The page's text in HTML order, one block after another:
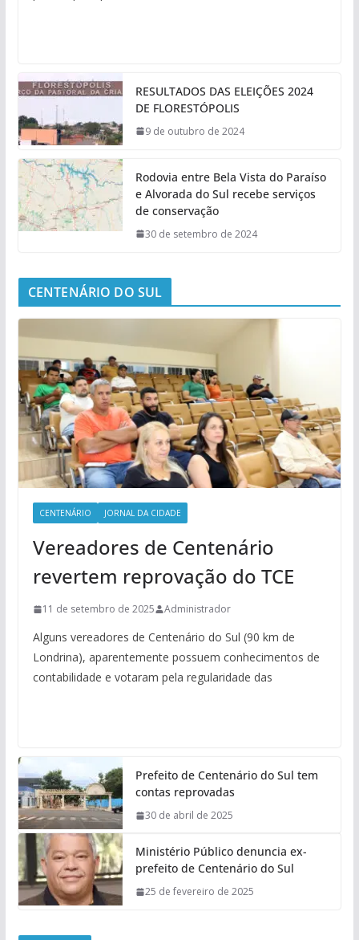
RESULTADOS DAS ELEIÇÕES 2024
DE FLORESTÓPOLIS
9 de outubro de 2024
Rodovia entre Bela Vista do Paraíso
e Alvorada do Sul recebe serviços
de conservação
30 de setembro de 2024
CENTENÁRIO DO SUL
CENTENÁRIO JORNAL DA CIDADE
Vereadores de Centenário
revertem reprovação do TCE
11 de setembro de 2025 Administrador
Alguns vereadores de Centenário do Sul (90 km de
Londrina), aparentemente possuem conhecimentos de
contabilidade e votaram pela regularidade das
Prefeito de Centenário do Sul tem
contas reprovadas
30 de abril de 2025
Ministério Público denuncia ex-
prefeito de Centenário do Sul
25 de fevereiro de 2025